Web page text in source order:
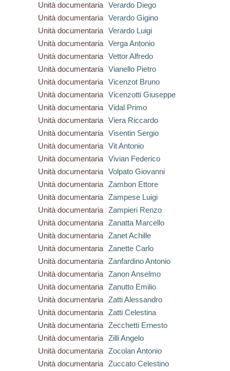
Unità documentaria
Verardo Diego
Unità documentaria
Verardo Gigino
Unità documentaria
Verardo Luigi
Unità documentaria
Verga Antonio
Unità documentaria
Vettor Alfredo
Unità documentaria
Vianello Pietro
Unità documentaria
Vicenzot Bruno
Unità documentaria
Vicenzotti Giuseppe
Unità documentaria
Vidal Primo
Unità documentaria
Viera Riccardo
Unità documentaria
Visentin Sergio
Unità documentaria
Vit Antonio
Unità documentaria
Vivian Federico
Unità documentaria
Volpato Giovanni
Unità documentaria
Zambon Ettore
Unità documentaria
Zampese Luigi
Unità documentaria
Zampieri Renzo
Unità documentaria
Zanatta Marcello
Unità documentaria
Zanet Achille
Unità documentaria
Zanette Carlo
Unità documentaria
Zanfardino Antonio
Unità documentaria
Zanon Anselmo
Unità documentaria
Zanutto Emilio
Unità documentaria
Zatti Alessandro
Unità documentaria
Zatti Celestina
Unità documentaria
Zecchetti Ernesto
Unità documentaria
Zilli Angelo
Unità documentaria
Zocolan Antonio
Unità documentaria
Zuccato Celestino